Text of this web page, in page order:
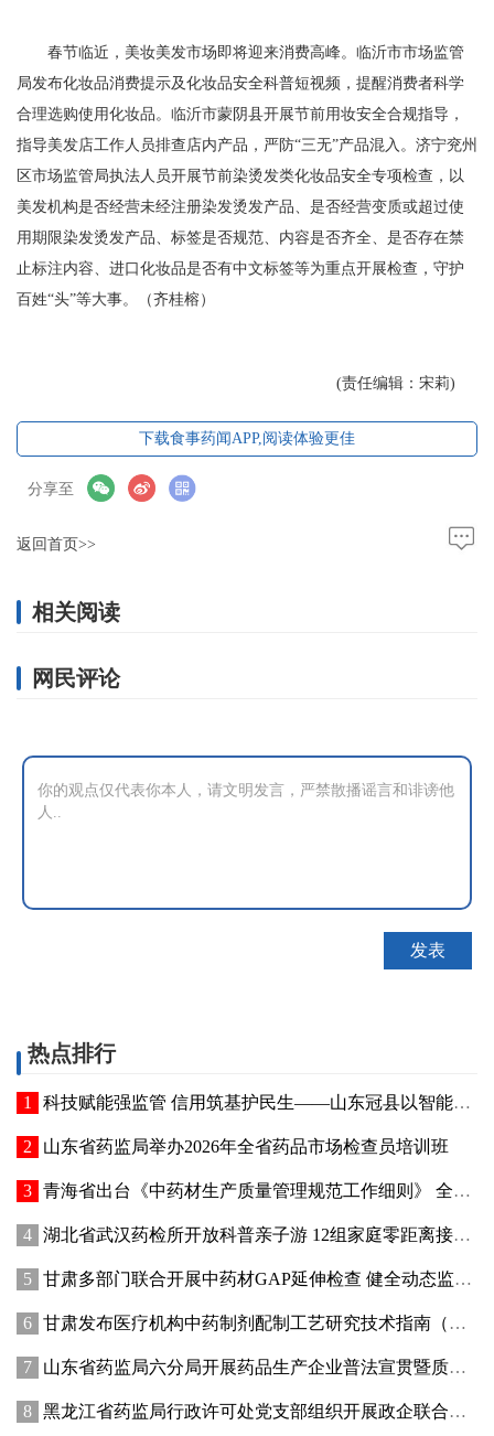
春节临近，美妆美发市场即将迎来消费高峰。临沂市市场监管
局发布化妆品消费提示及化妆品安全科普短视频，提醒消费者科学
合理选购使用化妆品。临沂市蒙阴县开展节前用妆安全合规指导，
指导美发店工作人员排查店内产品，严防“三无”产品混入。济宁兖州
区市场监管局执法人员开展节前染烫发类化妆品安全专项检查，以
美发机构是否经营未经注册染发烫发产品、是否经营变质或超过使
用期限染发烫发产品、标签是否规范、内容是否齐全、是否存在禁
止标注内容、进口化妆品是否有中文标签等为重点开展检查，守护
百姓“头”等大事。（齐桂榕）
(责任编辑：宋莉)
下载食事药闻APP,阅读体验更佳
分享至
返回首页>>
相关阅读
网民评论
热点排行
科技赋能强监管 信用筑基护民生——山东冠县以智能管控提质“两定机构”医保服务能力
山东省药监局举办2026年全省药品市场检查员培训班
青海省出台《中药材生产质量管理规范工作细则》 全面强化中药材质量源头管控
湖北省武汉药检所开放科普亲子游 12组家庭零距离接触药品检验
甘肃多部门联合开展中药材GAP延伸检查 健全动态监管机制
甘肃发布医疗机构中药制剂配制工艺研究技术指南（试行）
山东省药监局六分局开展药品生产企业普法宣贯暨质量管理提升座谈交流活动
黑龙江省药监局行政许可处党支部组织开展政企联合主题党日活动